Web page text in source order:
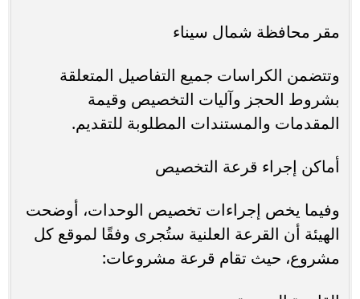
مقر محافظة شمال سيناء
وتتضمن الكراسات جميع التفاصيل المتعلقة
بشروط الحجز وآليات التخصيص وقيمة
المقدمات والمستندات المطلوبة للتقديم.
أماكن إجراء قرعة التخصيص
وفيما يخص إجراءات تخصيص الوحدات، أوضحت
الهيئة أن القرعة العلنية ستُجرى وفقًا لموقع كل
مشروع، حيث تقام قرعة مشروعات: